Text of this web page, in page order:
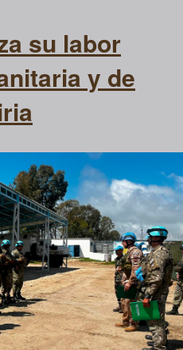
su labor
y de